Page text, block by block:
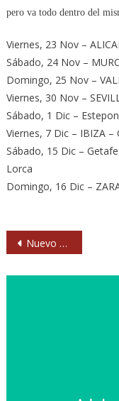
pero va todo dentro del
Viernes, 23 Nov –
Sábado, 24 Nov –
Domingo, 25 Nov –
Viernes, 30 Nov –
Sábado, 1 Dic –
Viernes, 7 Dic – IBIZA –
Sábado, 15 Dic –
Lorca
Domingo, 16 Dic –
Navegación
Nuevo disco de Lori Meyers en febrero de 2013